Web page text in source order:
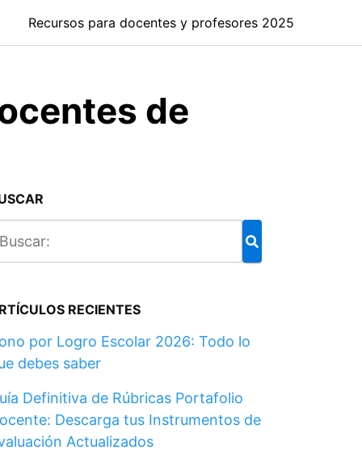
Recursos para docentes y profesores 2025
de
RECIENTES
por Logro Escolar 2026: Todo lo
debes saber
Definitiva de Rúbricas Portafolio
Descarga tus Instrumentos de
Actualizados